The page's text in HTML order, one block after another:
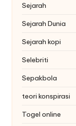
Sejarah
Sejarah Dunia
Sejarah kopi
Selebriti
Sepakbola
teori konspirasi
Togel online